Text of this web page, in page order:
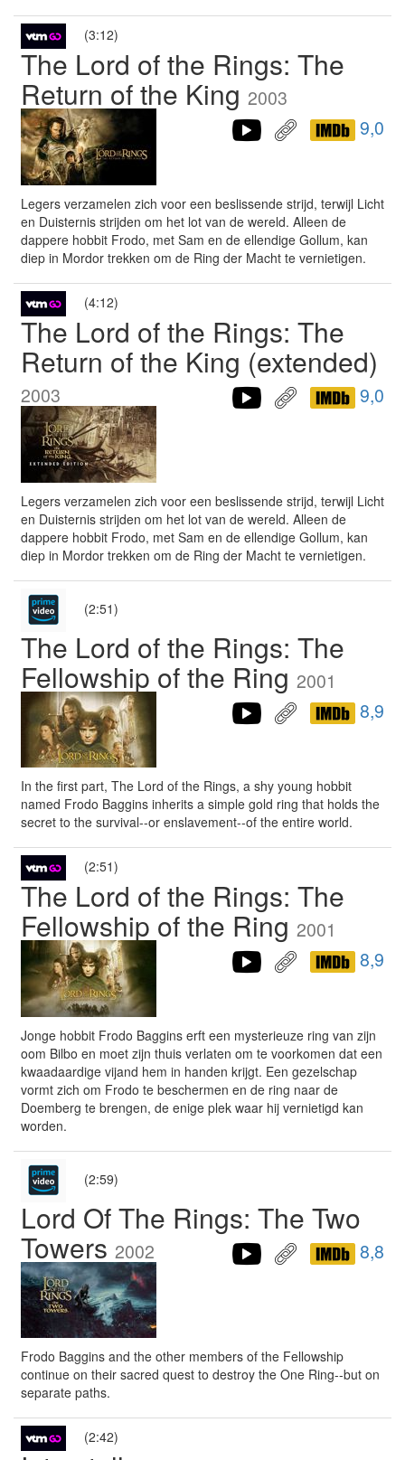
(3:12)
The Lord of the Rings: The
Return of the King 2003
9,0
Legers verzamelen zich voor een beslissende strijd, terwijl Licht
en Duisternis strijden om het lot van de wereld. Alleen de
dappere hobbit Frodo, met Sam en de ellendige Gollum, kan
diep in Mordor trekken om de Ring der Macht te vernietigen.
(4:12)
The Lord of the Rings: The
Return of the King (extended)
2003 9,0
Legers verzamelen zich voor een beslissende strijd, terwijl Licht
en Duisternis strijden om het lot van de wereld. Alleen de
dappere hobbit Frodo, met Sam en de ellendige Gollum, kan
diep in Mordor trekken om de Ring der Macht te vernietigen.
(2:51)
The Lord of the Rings: The
Fellowship of the Ring 2001
8,9
In the first part, The Lord of the Rings, a shy young hobbit
named Frodo Baggins inherits a simple gold ring that holds the
secret to the survival--or enslavement--of the entire world.
(2:51)
The Lord of the Rings: The
Fellowship of the Ring 2001
8,9
Jonge hobbit Frodo Baggins erft een mysterieuze ring van zijn
oom Bilbo en moet zijn thuis verlaten om te voorkomen dat een
kwaadaardige vijand hem in handen krijgt. Een gezelschap
vormt zich om Frodo te beschermen en de ring naar de
Doemberg te brengen, de enige plek waar hij vernietigd kan
worden.
(2:59)
Lord Of The Rings: The Two
Towers 2002 8,8
Frodo Baggins and the other members of the Fellowship
continue on their sacred quest to destroy the One Ring--but on
separate paths.
(2:42)